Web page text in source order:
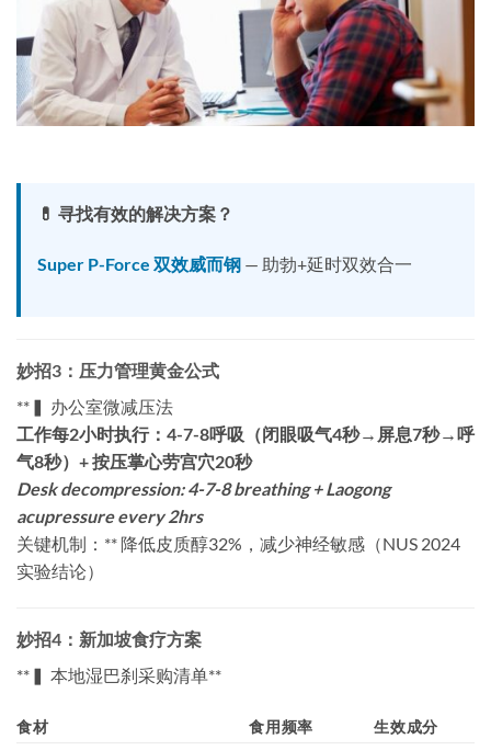
💊 寻找有效的解决方案？
Super P-Force 双效威而钢 — 助勃+延时双效合一
妙招3：压力管理黄金公式
​**▍ 办公室微减压法
工作每2小时执行：4-7-8呼吸（闭眼吸气4秒→屏息7秒→呼
气8秒）+ 按压掌心劳宫穴20秒
Desk decompression: 4-7-8 breathing + Laogong
acupressure every 2hrs
关键机制：​**​ 降低皮质醇32%，减少神经敏感（NUS 2024
实验结论）
妙招4：新加坡食疗方案
​**▍ 本地湿巴刹采购清单**​
食材 食用频率 生效成分